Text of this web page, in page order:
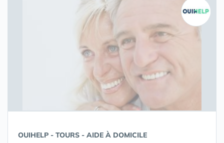
OUIHELP - TOURS - AIDE À DOMICILE